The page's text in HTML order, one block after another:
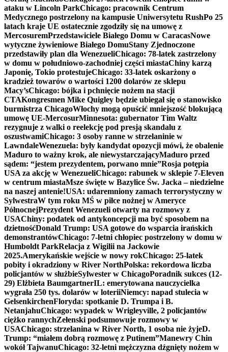
ataku w Lincoln ParkChicago: pracownik Centrum
Medycznego postrzelony na kampusie Uniwersytetu RushPo 25
latach kraje UE ostatecznie zgodziły się na umowę z
MercosuremPrzedstawiciele Białego Domu w CaracasNowe
wytyczne żywieniowe Białego DomuStany Zjednoczone
przedstawiły plan dla WenezueliChicago: 78-latek zastrzelony
w domu w południowo-zachodniej części miastaChiny karzą
Japonię, Tokio protestujeChicago: 33-latek oskarżony o
kradzież towarów o wartości 1200 dolarów ze sklepu
Macy’sChicago: bójka i pchnięcie nożem na stacji
CTAKongresmen Mike Quigley będzie ubiegał się o stanowisko
burmistrza ChicagoWłochy mogą opuścić mniejszość blokującą
umowę UE-MercosurMinnesota: gubernator Tim Waltz
rezygnuje z walki o reelekcję pod presją skandalu z
oszustwamiChicago: 3 osoby ranne w strzelaninie w
LawndaleWenezuela: były kandydat opozycji mówi, że obalenie
Maduro to ważny krok, ale niewystarczającyMaduro przed
sądem: “jestem prezydentem, porwano mnie”Rosja potępia
USA za akcję w WenezueliChicago: rabunek w sklepie 7-Eleven
w centrum miastaMsze święte w Bazylice Św. Jacka – niedzielne
na naszej antenie!USA: udaremniony zamach terrorystyczny w
SylwestraW tym roku MŚ w piłce nożnej w Ameryce
PółnocnejPrezydent Wenezueli otwarty na rozmowy z
USAChiny: podatek od antykoncepcji ma być sposobem na
dzietnośćDonald Trump: USA gotowe do wsparcia irańskich
demonstrantówChicago: 7-letni chłopiec postrzelony w domu w
Humboldt ParkRelacja z Wigilii na Jackowie
2025.Amerykańskie wejście w nowy rokChicago: 25-latek
pobity i okradziony w River NorthPolska: rekordowa liczba
policjantów w służbieSylwester w ChicagoPoradnik sukces (12-
29) Elżbieta BaumgartnerIL: emerytowana nauczycielka
wygrała 250 tys. dolarów w loteriiNiemcy: napad stulecia w
GelsenkirchenFloryda: spotkanie D. Trumpa i B.
NetanjahuChicago: wypadek w Wrigleyville, 2 policjantów
ciężko rannychZełenski podsumowuje rozmowy w
USAChicago: strzelanina w River North, 1 osoba nie żyjeD.
Trump: “miałem dobrą rozmowę z Putinem”Manewry Chin
wokół TajwanuChicago: 32-letni mężczyzna dźgnięty nożem w